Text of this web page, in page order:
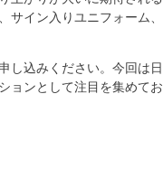
イン入りユニフォーム、
し込みください。今回は日
ョンとして注目を集めてお